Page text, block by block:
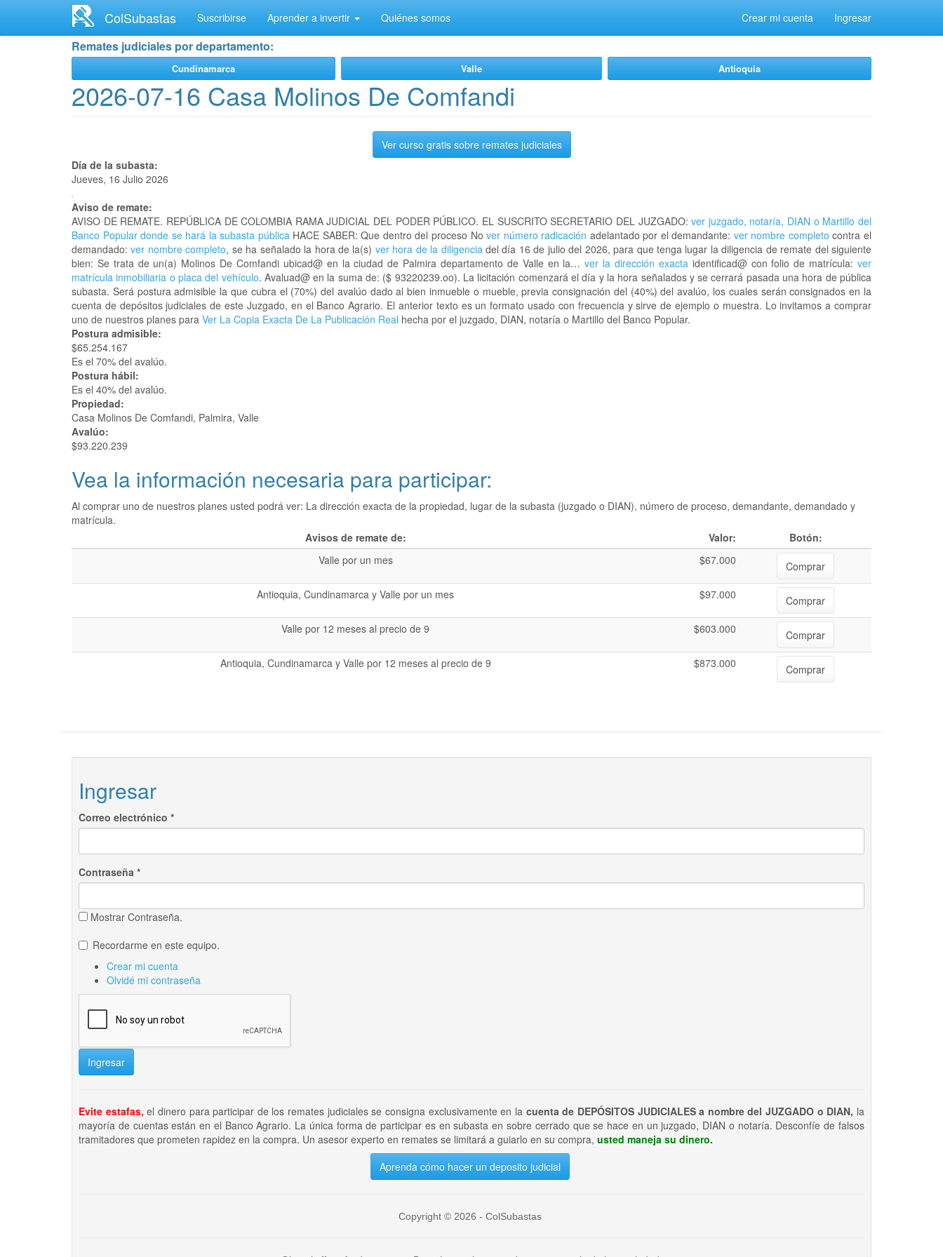
contenido
ColSubastas Suscribirse Aprender a invertir Quiénes somos Crear mi cuenta Ingresar
Remates judiciales por departamento:
Cundinamarca Valle Antioquia
2026-07-16 Casa Molinos De Comfandi
Ver curso gratis sobre remates judiciales
Día de la subasta:
Jueves, 16 Julio 2026
Aviso de remate:
AVISO DE REMATE. REPÚBLICA DE COLOMBIA RAMA JUDICIAL DEL PODER PÚBLICO. EL SUSCRITO SECRETARIO DEL JUZGADO: ver juzgado, notaría, DIAN o Martillo del
Banco Popular donde se hará la subasta públicaHACE SABER: Que dentro del proceso Nover número radicación adelantado por el demandante: ver nombre completo contra el
demandado:ver nombre completo, se ha señalado la hora de la(s) ver hora de la diligenciadel día 16 de julio del 2026, para que tenga lugar la diligencia de remate del siguiente
bien: Se trata de un(a) Molinos De Comfandi ubicad@ en la ciudad de Palmira departamento de Valle en la…ver la dirección exactaidentificad@ con folio de matrícula:ver
matrícula inmobiliaria o placa del vehículo. Avaluad@ en la suma de: ($ 93220239.oo). La licitación comenzará el día y la hora señalados y se cerrará pasada una hora de pública
subasta. Será postura admisible la que cubra el (70%) del avalúo dado al bien inmueble o mueble, previa consignación del (40%) del avalúo, los cuales serán consignados en la
cuenta de depósitos judiciales de este Juzgado, en el Banco Agrario. El anterior texto es un formato usado con frecuencia y sirve de ejemplo o muestra. Lo invitamos a comprar
uno de nuestros planes para Ver La Copia Exacta De La Publicación Real hecha por el juzgado, DIAN, notaría o Martillo del Banco Popular.
Postura admisible:
$65.254.167
Es el 70% del avalúo.
Postura hábil:
Es el 40% del avalúo.
Propiedad:
Casa Molinos De Comfandi, Palmira, Valle
Avalúo:
$93.220.239
Vea la información necesaria para participar:
Al comprar uno de nuestros planes usted podrá ver: La dirección exacta de la propiedad, lugar de la subasta (juzgado o DIAN), número de proceso, demandante, demandado y
matrícula.
Avisos de remate de:
Valor:
Botón:
Valle por un mes
$67.000
Comprar
Antioquia, Cundinamarca y Valle por un mes
$97.000
Comprar
Valle por 12 meses al precio de 9
$603.000
Comprar
Antioquia, Cundinamarca y Valle por 12 meses al precio de 9
$873.000 Comprar
Ingresar
Correo electrónico *
Contraseña *
Mostrar Contraseña.
Recordarme en este equipo.
Crear mi cuenta
Olvidé mi contraseña
Ingresar
Evite estafas, el dinero para participar de los remates judiciales se consigna exclusivamente en lacuenta de DEPÓSITOS JUDICIALES a nombre del JUZGADO o DIAN, la
mayoría de cuentas están en el Banco Agrario. La única forma de participar es en subasta en sobre cerrado que se hace en un juzgado, DIAN o notaría. Desconfíe de falsos
tramitadores que prometen rapidez en la compra. Un asesor experto en remates se limitará a guiarlo en su compra, usted maneja su dinero.
Aprenda cómo hacer un deposito judicial
Copyright © 2026 - ColSubastas